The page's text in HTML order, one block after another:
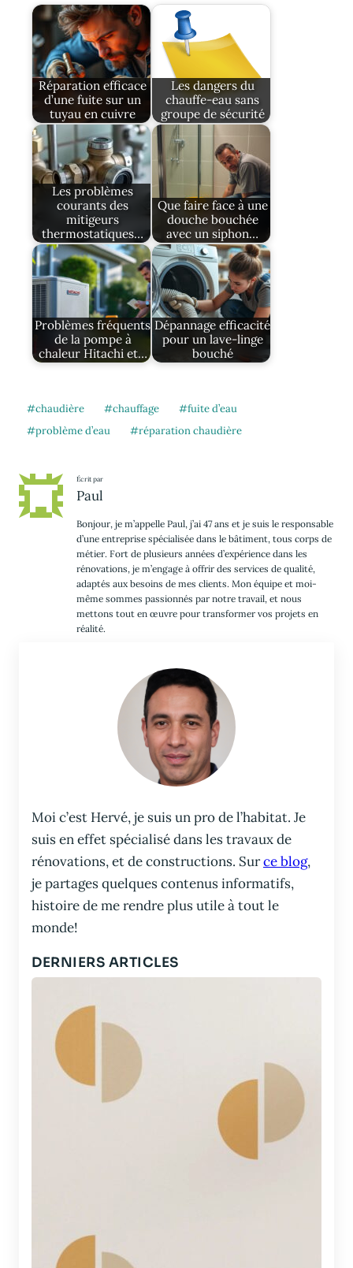
Réparation efficace
d’une fuite sur un
tuyau en cuivre
Les dangers du
chauffe-eau sans
groupe de sécurité
Les problèmes
courants des
mitigeurs
thermostatiques…
Que faire face à une
douche bouchée
avec un siphon…
Problèmes fréquents
de la pompe à
chaleur Hitachi et…
Dépannage efficacité
pour un lave-linge
bouché
chaudière chauffage
fuite d’eau
problème d’eau
réparation chaudière
Écrit par
Paul
Bonjour, je m’appelle Paul, j’ai 47 ans et je suis le responsable
d’une entreprise spécialisée dans le bâtiment, tous corps de
métier. Fort de plusieurs années d’expérience dans les
rénovations, je m’engage à offrir des services de qualité,
adaptés aux besoins de mes clients. Mon équipe et moi-
même sommes passionnés par notre travail, et nous
mettons tout en œuvre pour transformer vos projets en
réalité.
Moi c’est Hervé, je suis un pro de l’habitat. Je
suis en effet spécialisé dans les travaux de
rénovations, et de constructions. Surce blog,
je partages quelques contenus informatifs,
histoire de me rendre plus utile à tout le
monde!
DERNIERS ARTICLES